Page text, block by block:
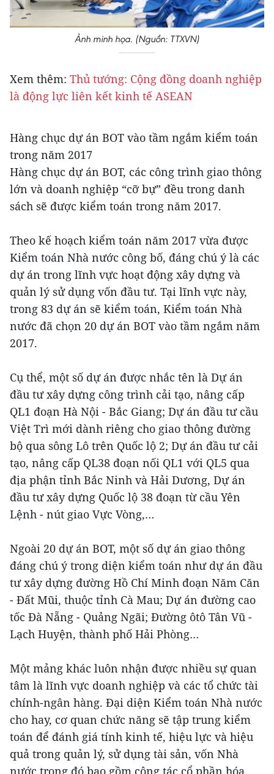
Ảnh minh họa. (Nguồn: TTXVN)
Xem thêm: Thủ tướng: Cộng đồng doanh nghiệp
là động lực liên kết kinh tế ASEAN
Hàng chục dự án BOT vào tầm ngắm kiểm toán
trong năm 2017
Hàng chục dự án BOT, các công trình giao thông
lớn và doanh nghiệp “cỡ bự” đều trong danh
sách sẽ được kiểm toán trong năm 2017.
Theo kế hoạch kiểm toán năm 2017 vừa được
Kiểm toán Nhà nước công bố, đáng chú ý là các
dự án trong lĩnh vực hoạt động xây dựng và
quản lý sử dụng vốn đầu tư. Tại lĩnh vực này,
trong 83 dự án sẽ kiểm toán, Kiểm toán Nhà
nước đã chọn 20 dự án BOT vào tầm ngắm năm
2017.
Cụ thể, một số dự án được nhắc tên là Dự án
đầu tư xây dựng công trình cải tạo, nâng cấp
QL1 đoạn Hà Nội - Bắc Giang; Dự án đầu tư cầu
Việt Trì mới dành riêng cho giao thông đường
bộ qua sông Lô trên Quốc lộ 2; Dự án đầu tư cải
tạo, nâng cấp QL38 đoạn nối QL1 với QL5 qua
địa phận tỉnh Bắc Ninh và Hải Dương, Dự án
đầu tư xây dựng Quốc lộ 38 đoạn từ cầu Yên
Lệnh - nút giao Vực Vòng,…
Ngoài 20 dự án BOT, một số dự án giao thông
đáng chú ý trong diện kiểm toán như dự án đầu
tư xây dựng đường Hồ Chí Minh đoạn Năm Căn
- Đất Mũi, thuộc tỉnh Cà Mau; Dự án đường cao
tốc Đà Nẵng - Quảng Ngãi; Đường ôtô Tân Vũ -
Lạch Huyện, thành phố Hải Phòng…
Một mảng khác luôn nhận được nhiều sự quan
tâm là lĩnh vực doanh nghiệp và các tổ chức tài
chính-ngân hàng. Đại diện Kiểm toán Nhà nước
cho hay, cơ quan chức năng sẽ tập trung kiểm
toán để đánh giá tính kinh tế, hiệu lực và hiệu
quả trong quản lý, sử dụng tài sản, vốn Nhà